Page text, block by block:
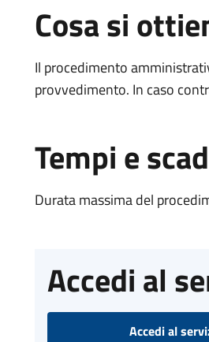
Cosa si
Il procedimento
provvedimento. In caso
Tempi e
Durata massima del
Accedi al
Accedi al